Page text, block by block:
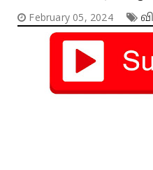
February 05, 2024